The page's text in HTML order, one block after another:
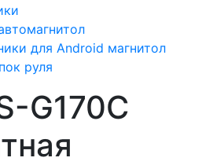
для Android магнитол
руля
G170С